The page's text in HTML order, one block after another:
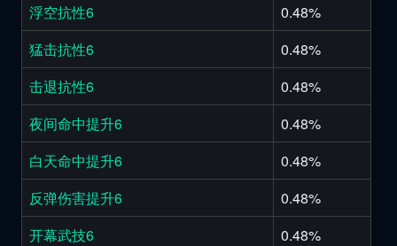
浮空抗性6
0.48%
猛击抗性6
0.48%
击退抗性6
0.48%
夜间命中提升6
0.48%
白天命中提升6
0.48%
反弹伤害提升6
0.48%
开幕武技6
0.48%